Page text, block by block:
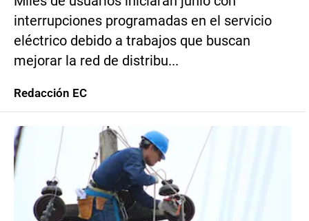
interrupciones programadas en el servicio
eléctrico debido a trabajos que buscan
mejorar la red de distribu...
Redacción EC